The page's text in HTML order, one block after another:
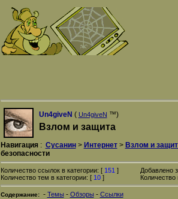
Un4giveN ( Un4giveN ™)
Взлом и защита
Навигация: Сусанин> Интернет> Взлом и
безопасности
Количество ссылок в категории: [ 151 ]
Количество тем в категории: [ 10]
Добавлено
Содержание: - Темы - Обзоры - Ссылки